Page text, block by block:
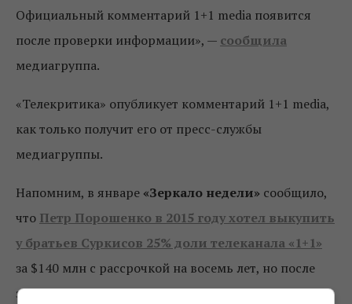
Официальный комментарий 1+1 media появится
после проверки информации», — сообщила
медиагруппа.
«Телекритика» опубликует комментарий 1+1 media,
как только получит его от пресс-службы
медиагруппы.
Напомним, в январе «Зеркало недели» сообщило,
что Петр Порошенко в 2015 году хотел выкупить
у братьев Суркисов 25% доли телеканала «1+1»
за $140 млн с рассрочкой на восемь лет, но после
заключения контракта передумал.